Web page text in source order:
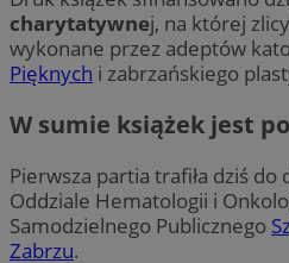
charytatywnej, na której
wykonane przez adeptów
Pięknych i zabrzańskiego
W sumie książek jest
Pierwsza partia trafiła dziś do
Oddziale Hematologii i
Samodzielnego Publicznego
Zabrzu.